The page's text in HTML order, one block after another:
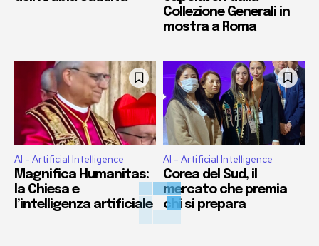
Collezione Generali in
mostra a Roma
AI - Artificial Intelligence
Magnifica Humanitas:
la Chiesa e
l’intelligenza artificiale
AI - Artificial Intelligence
Corea del Sud, il
mercato che premia
chi si prepara